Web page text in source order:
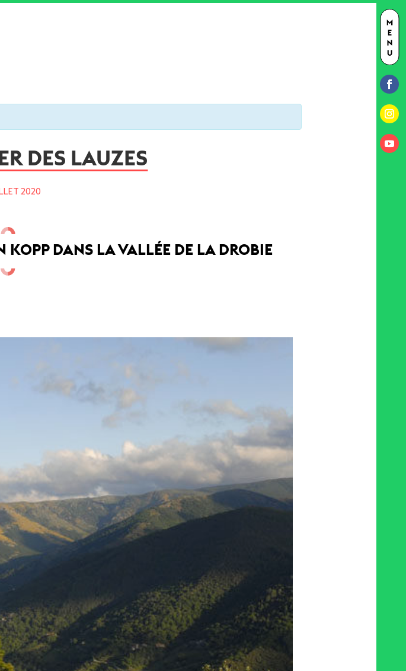
DES LAUZES
2020
KOPP DANS LA VALLÉE DE LA DROBIE